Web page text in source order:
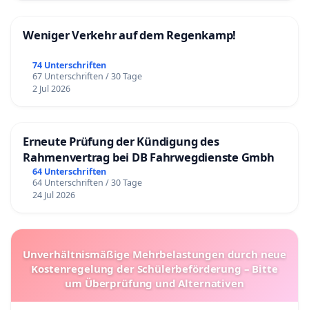
Weniger Verkehr auf dem Regenkamp!
74 Unterschriften
67 Unterschriften / 30 Tage
2 Jul 2026
Erneute Prüfung der Kündigung des
Rahmenvertrag bei DB Fahrwegdienste Gmbh
64 Unterschriften
64 Unterschriften / 30 Tage
24 Jul 2026
Unverhältnismäßige Mehrbelastungen durch neue
Kostenregelung der Schülerbeförderung – Bitte
um Überprüfung und Alternativen